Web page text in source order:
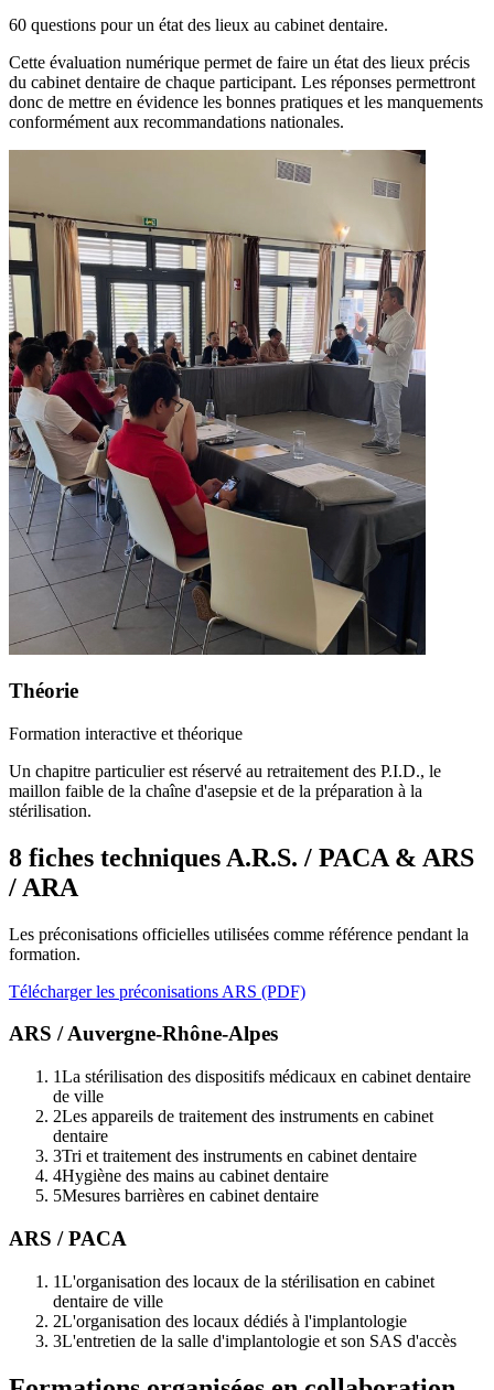
60 questions pour un état des lieux au cabinet dentaire.
Cette évaluation numérique permet de faire un état des lieux précis
du cabinet dentaire de chaque participant. Les réponses permettront
donc de mettre en évidence les bonnes pratiques et les manquements
conformément aux recommandations nationales.
Théorie
Formation interactive et théorique
Un chapitre particulier est réservé au retraitement des P.I.D., le
maillon faible de la chaîne d'asepsie et de la préparation à la
stérilisation.
8 fiches techniques A.R.S. / PACA & ARS
/ ARA
Les préconisations officielles utilisées comme référence pendant la
formation.
Télécharger les préconisations ARS (PDF)
ARS / Auvergne-Rhône-Alpes
1La stérilisation des dispositifs médicaux en cabinet dentaire
de ville
2Les appareils de traitement des instruments en cabinet
dentaire
3Tri et traitement des instruments en cabinet dentaire
4Hygiène des mains au cabinet dentaire
5Mesures barrières en cabinet dentaire
ARS / PACA
1L'organisation des locaux de la stérilisation en cabinet
dentaire de ville
2L'organisation des locaux dédiés à l'implantologie
3L'entretien de la salle d'implantologie et son SAS d'accès